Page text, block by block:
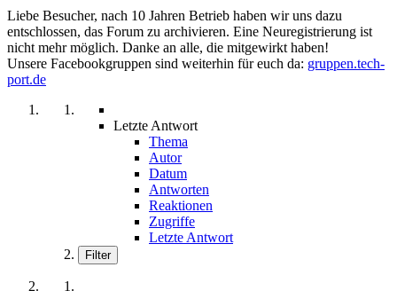
Liebe Besucher, nach 10 Jahren Betrieb haben wir uns dazu
entschlossen, das Forum zu archivieren. Eine Neuregistrierung ist
nicht mehr möglich. Danke an alle, die mitgewirkt haben!
Unsere Facebookgruppen sind weiterhin für euch da: gruppen.tech-
port.de
Letzte Antwort
Thema
Autor
Datum
Antworten
Reaktionen
Zugriffe
Letzte Antwort
Filter